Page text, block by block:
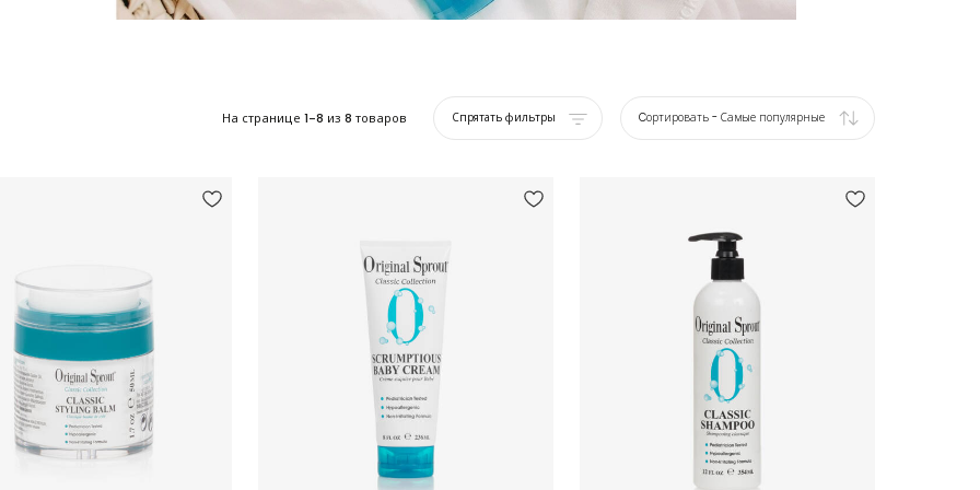
На странице 1-8 из 8 товаров Спрятать фильтры Cортировать - Самые популярные